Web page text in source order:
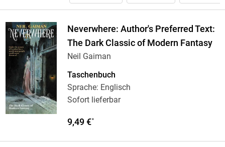
Neverwhere: Author's Preferred Text:
The Dark Classic of Modern Fantasy
Neil Gaiman
Taschenbuch
Sprache: Englisch
Sofort lieferbar
9,49 €*